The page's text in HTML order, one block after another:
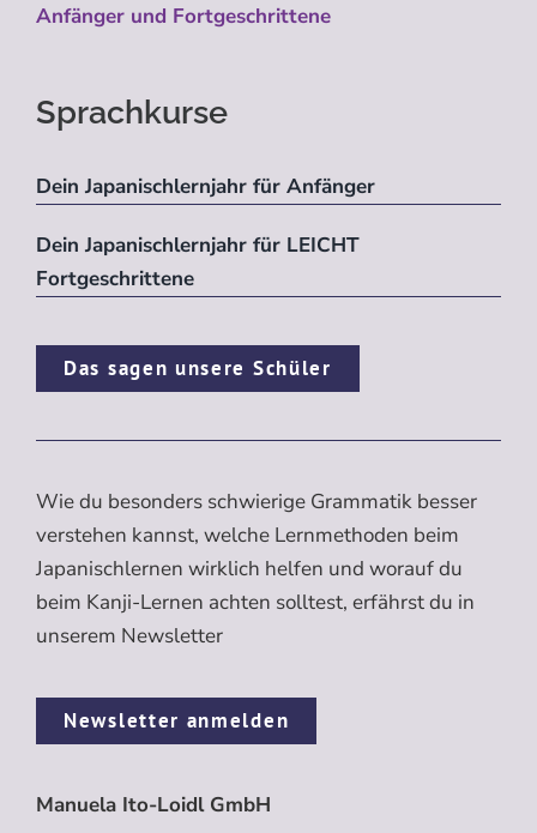
Anfänger und Fortgeschrittene
Sprachkurse
Dein Japanischlernjahr für Anfänger
Dein Japanischlernjahr für LEICHT
Fortgeschrittene
Das sagen unsere Schüler
Wie du besonders schwierige Grammatik besser
verstehen kannst, welche Lernmethoden beim
Japanischlernen wirklich helfen und worauf du
beim Kanji-Lernen achten solltest, erfährst du in
unserem Newsletter
Newsletter anmelden
Manuela Ito-Loidl GmbH